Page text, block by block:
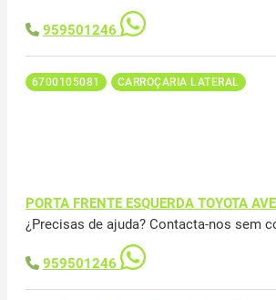
959501246
6700105081 CARROÇARIA LATERAL
PORTA FRENTE ESQUERDA TOYOTA
¿Precisas de ajuda? Contacta-nos sem
959501246